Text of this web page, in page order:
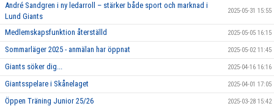
André Sandgren i ny ledarroll – stärker både sport och marknad i
Lund Giants
2025-05-31 15:55
Medlemskapsfunktion återställd 2025-05-05 16:15
Sommarläger 2025 - anmälan har öppnat 2025-05-02 11:45
Giants söker dig... 2025-04-16 16:16
Giantsspelare i Skånelaget 2025-04-01 17:05
Öppen Träning Junior 25/26 2025-03-28 15:42